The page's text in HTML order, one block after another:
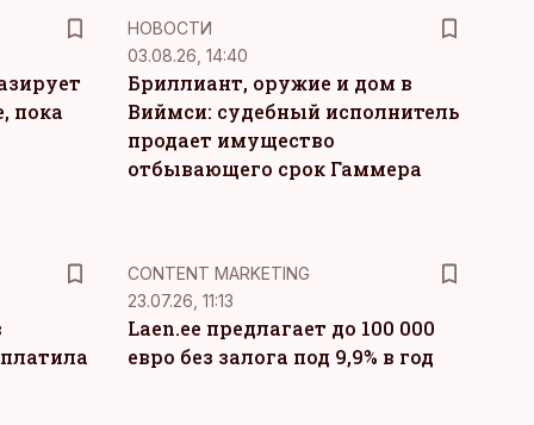
пока
НОВОСТИ
03.08.26, 14:40
Бриллиант, оружие и дом в
Виймси: судебный исполнитель
продает имущество
отбывающего срок Гаммера
KM
CONTENT MARKETING
23.07.26, 11:13
Laen.ee предлагает до 100 000
евро без залога под 9,9% в год